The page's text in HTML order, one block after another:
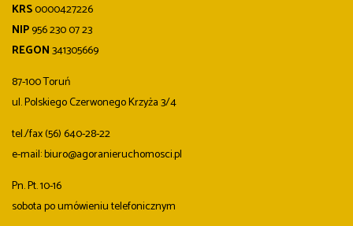
KRS0000427226
NIP956 230 07 23
REGON341305669
87-100 Toruń
ul. Polskiego Czerwonego Krzyża 3/4
tel./fax (56) 640-28-22
e-mail: biuro@agoranieruchomosci.pl
Pn. Pt. 10-16
sobota po umówieniu telefonicznym